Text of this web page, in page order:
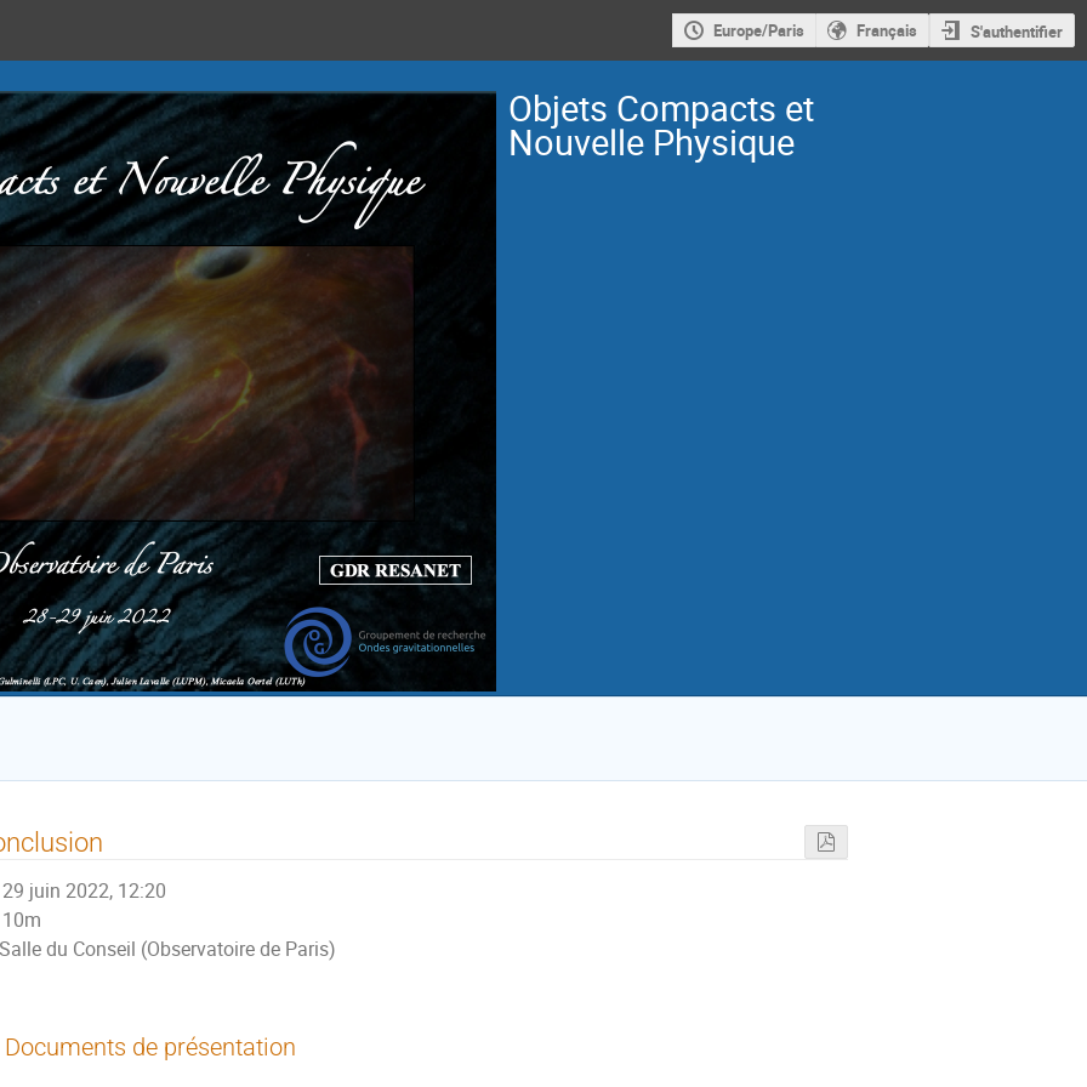
Europe/Paris Français S'authentifier
Objets Compacts et
Nouvelle Physique
29 juin 2022, 12:20
10m
Salle du Conseil (Observatoire de Paris)
Documents de présentation